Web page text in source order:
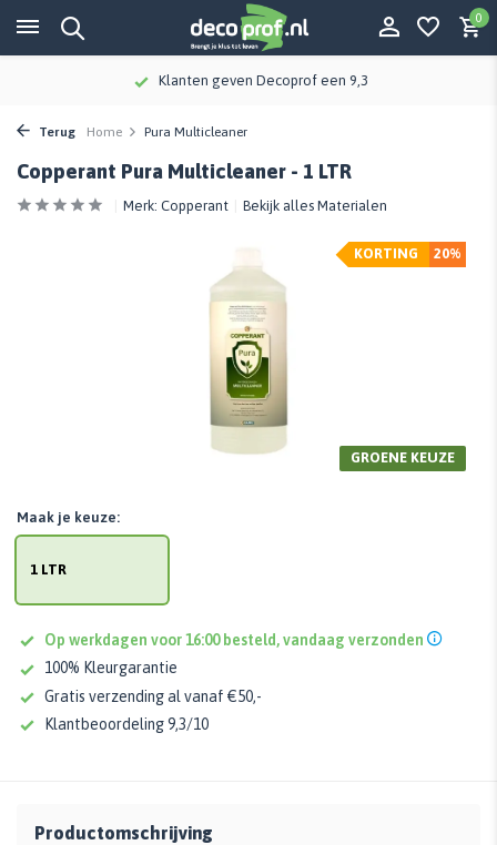
0
Klanten geven Decoprof een 9,3
Terug Home Pura Multicleaner
Copperant Pura Multicleaner - 1 LTR
Merk: Copperant Bekijk alles Materialen
GROENE KEUZE
20%
KORTING
1 LTR
Maak je keuze:
Op werkdagen voor 16:00 besteld, vandaag verzonden
100% Kleurgarantie
Gratis verzending al vanaf €50,-
Klantbeoordeling 9,3/10
Productomschrijving